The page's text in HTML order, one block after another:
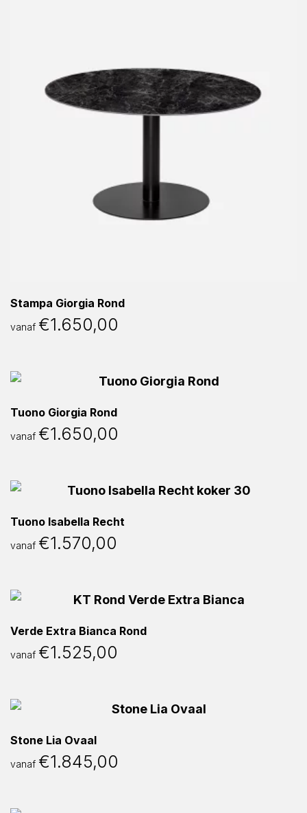
Stampa Giorgia Rond
vanaf €1.650,00
Tuono Giorgia Rond
vanaf €1.650,00
Tuono Isabella Recht
vanaf €1.570,00
Verde Extra Bianca Rond
vanaf €1.525,00
Stone Lia Ovaal
vanaf €1.845,00